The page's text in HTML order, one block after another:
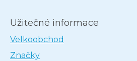
Užitečné informace
Velkoobchod
Značky